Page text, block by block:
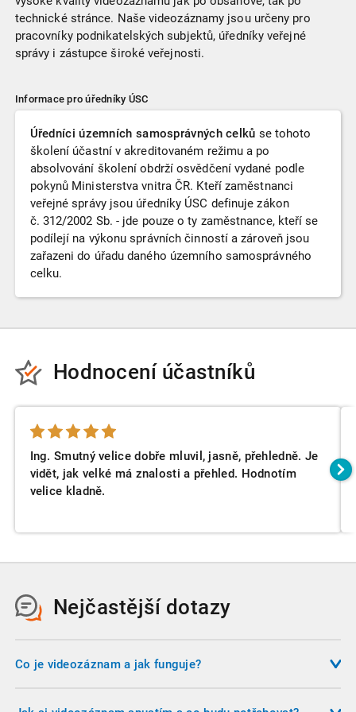
technické stránce. Naše videozáznamy jsou určeny pro
pracovníky podnikatelských subjektů, úředníky veřejné
správy i zástupce široké veřejnosti.
Informace pro úředníky ÚSC
Úředníci územních samosprávných celků se tohoto
školení účastní v akreditovaném režimu a po
absolvování školení obdrží osvědčení vydané podle
pokynů Ministerstva vnitra ČR. Kteří zaměstnanci
veřejné správy jsou úředníky ÚSC definuje zákon
č. 312/2002 Sb. - jde pouze o ty zaměstnance, kteří se
podílejí na výkonu správních činností a zároveň jsou
zařazeni do úřadu daného územního samosprávného
celku.
Hodnocení účastníků
Ing. Smutný velice dobře mluvil, jasně, přehledně. Je
vidět, jak velké má znalosti a přehled. Hodnotím
velice kladně.
Nejčastější dotazy
Co je videozáznam a jak funguje?